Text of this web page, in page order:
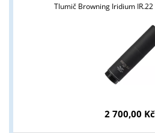
Tlumič Browning Iridium IR.22
2 700,00 Kč